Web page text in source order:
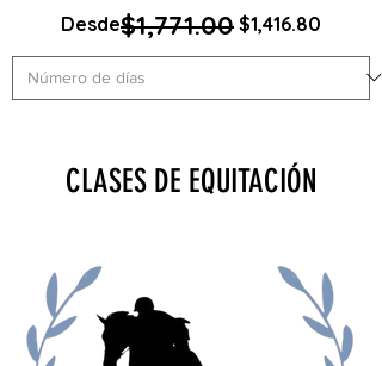
Desde
Precio$1,771.00 $1,416.80
Precio de oferta
CLASES DE EQUITACIÓN